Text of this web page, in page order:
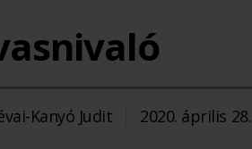
Kanyó Judit 2020. április 28.